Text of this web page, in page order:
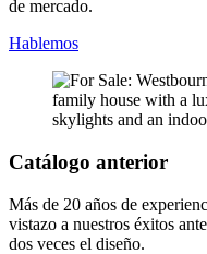
de mercado.
Hablemos
Catálogo anterior
Más de 20 años de
vistazo a nuestros éxitos
dos veces el diseño.